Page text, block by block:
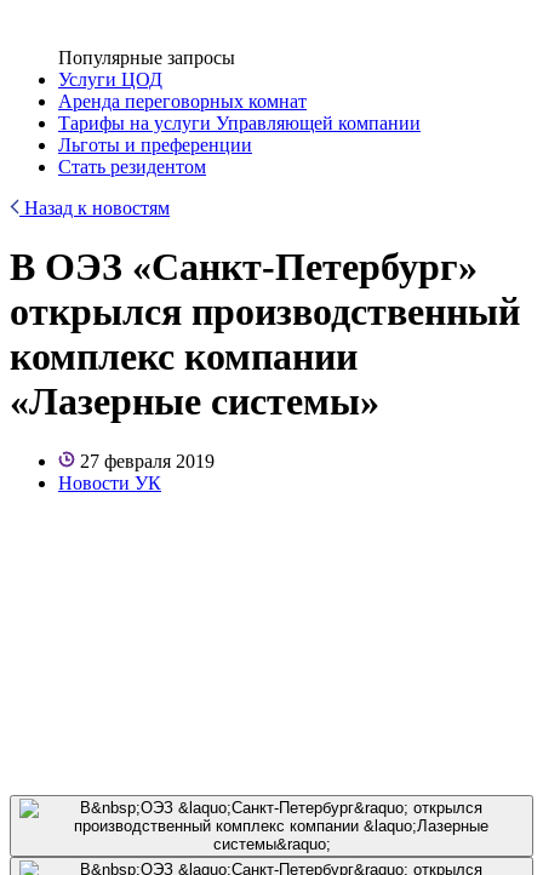
Популярные запросы
Услуги ЦОД
Аренда переговорных комнат
Тарифы на услуги Управляющей компании
Льготы и преференции
Стать резидентом
Назад к новостям
В ОЭЗ «Санкт-Петербург»
открылся производственный
комплекс компании
«Лазерные системы»
27 февраля 2019
Новости УК